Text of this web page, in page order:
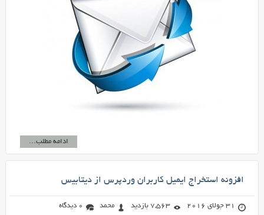
ادامه مطلب...
افزونه استخراج ايميل کاربران وردپرس از ديتابيس
31 جولای 2016 7,563 بازدید محمد 0 دیدگاه